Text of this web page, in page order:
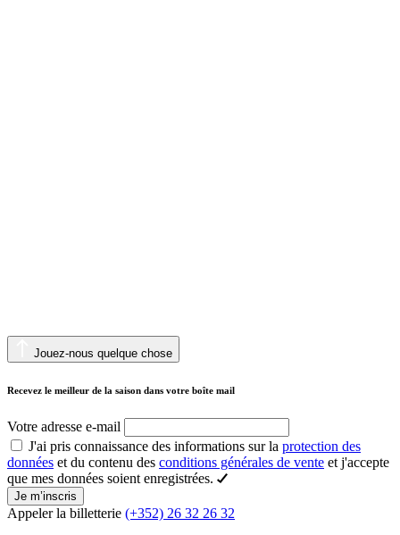
Jouez-nous quelque chose
Recevez le meilleur de la saison dans votre boîte mail
Votre adresse e-mail
J'ai pris connaissance des informations sur la protection des
données et du contenu des conditions générales de vente et j'accepte
que mes données soient enregistrées.
Je m’inscris
Appeler la billetterie (+352) 26 32 26 32